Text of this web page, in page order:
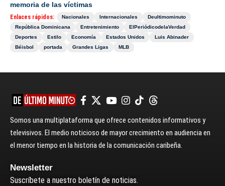
memoria de las víctimas
Enlaces rápidos: Nacionales Internacionales
Deultimominuto
República Dominicana
Entretenimiento
ElPeriódicodelaVerdad
Deportes
Estilo Economía Estados Unidos
Luis Abinader
Béisbol
portada Grandes Ligas MLB
Somos una multiplataforma que ofrece contenidos informativos y
televisivos. El medio noticioso de mayor crecimiento en audiencia en
el menor tiempo en la historia de la comunicación caribeña.
Newsletter
Suscríbete a nuestro boletín de noticias.